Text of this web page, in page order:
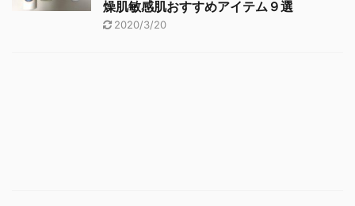
燥肌敏感肌おすすめアイテム９選
2020/3/20